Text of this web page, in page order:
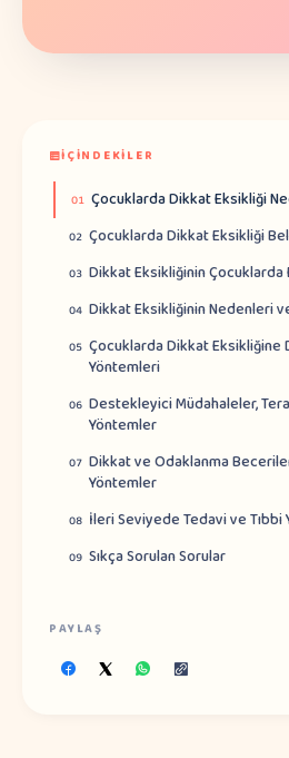
İÇINDEKILER
01 Çocuklarda Dikkat Eksikliği
02 Çocuklarda Dikkat Eksikliği
03 Dikkat Eksikliğinin
04 Dikkat Eksikliğinin Nedenleri
05 Çocuklarda Dikkat
Yöntemleri
06 Destekleyici Müdahaleler,
Yöntemler
07 Dikkat ve Odaklanma
Yöntemler
08 İleri Seviyede Tedavi ve Tıbbi
09 Sıkça Sorulan Sorular
PAYLAŞ